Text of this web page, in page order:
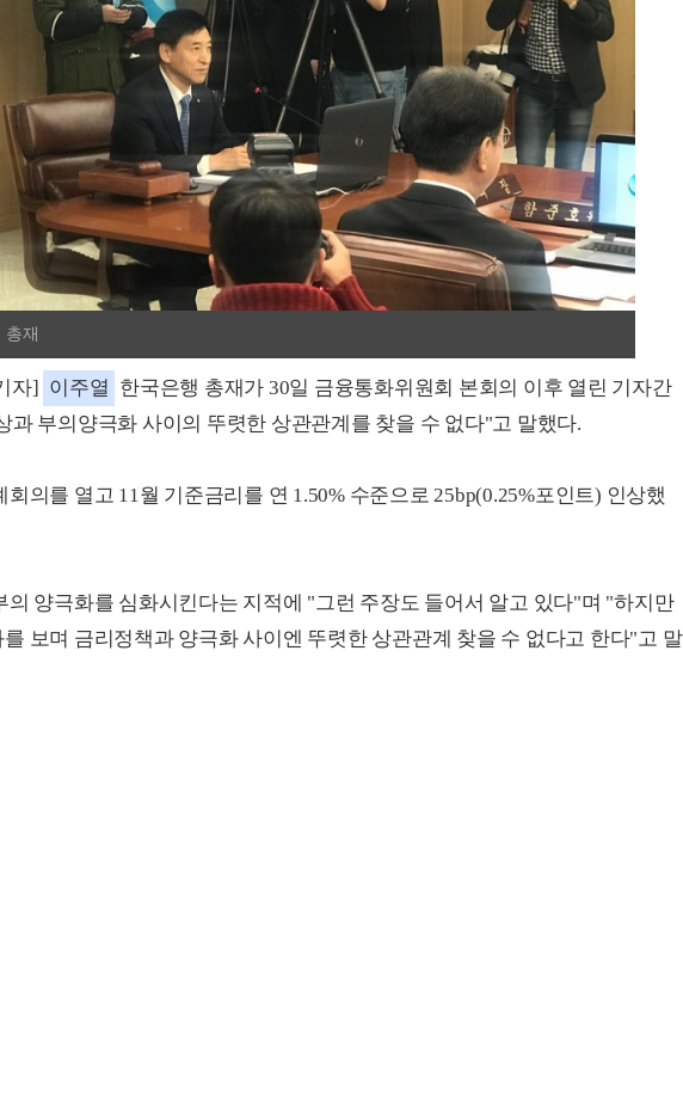
재
자] 이주열 한국은행 총재가 30일 금융통화위원회 본회의 이후 열린 기자간
과 부의양극화 사이의 뚜렷한 상관관계를 찾을 수 없다"고 말했다.
의를 열고 11월 기준금리를 연 1.50% 수준으로 25bp(0.25%포인트) 인상했
의 양극화를 심화시킨다는 지적에 "그런 주장도 들어서 알고 있다"며 "하지만
보며 금리정책과 양극화 사이엔 뚜렷한 상관관계 찾을 수 없다고 한다"고 말